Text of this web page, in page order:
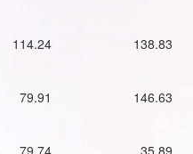
114.24 138.83
79.91 146.63
79.74 35.89